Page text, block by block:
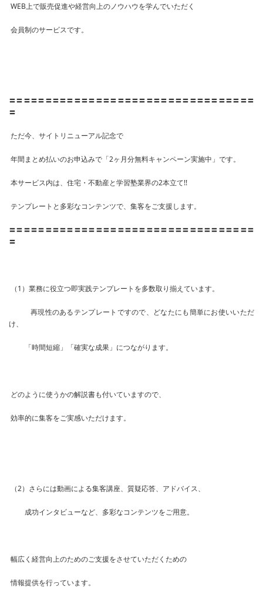
WEB上で販売促進や経営向上のノウハウを学んでいただく
会員制のサービスです。
〓〓〓〓〓〓〓〓〓〓〓〓〓〓〓〓〓〓〓〓〓〓〓〓〓〓〓〓〓〓〓〓〓〓
〓
ただ今、サイトリニューアル記念で
年間まとめ払いのお申込みで「2ヶ月分無料キャンペーン実施中」です。
本サービス内は、住宅・不動産と学習塾業界の2本立て!!
テンプレートと多彩なコンテンツで、集客をご支援します。
〓〓〓〓〓〓〓〓〓〓〓〓〓〓〓〓〓〓〓〓〓〓〓〓〓〓〓〓〓〓〓〓〓〓
〓
（1）業務に役立つ即実践テンプレートを多数取り揃えています。
再現性のあるテンプレートですので、どなたにも簡単にお使いいただ
け、
「時間短縮」「確実な成果」につながります。
どのように使うかの解説書も付いていますので、
効率的に集客をご実感いただけます。
（2）さらには動画による集客講座、質疑応答、アドバイス、
成功インタビューなど、多彩なコンテンツをご用意。
幅広く経営向上のためのご支援をさせていただくための
情報提供を行っています。